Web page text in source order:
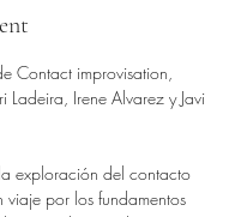
Contact improvisation,
Ladeira, Irene Alvarez y Javi
exploración del contacto
viaje por los fundamentos